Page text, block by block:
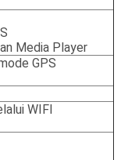
Media Player
GPS
WIFI